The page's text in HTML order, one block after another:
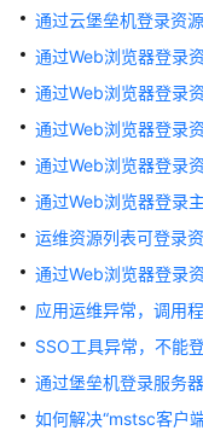
新
动
态
服
务
公
告
产
品
介
绍
计
费
通过云堡垒机登录资
通过Web浏览器登录
通过Web浏览器登录
通过Web浏览器登录
通过Web浏览器登录
通过Web浏览器登录
运维资源列表可登录
通过Web浏览器登录
应用运维异常，调用
SSO工具异常，不能
通过堡垒机登录服务
如何解决“mstsc客户